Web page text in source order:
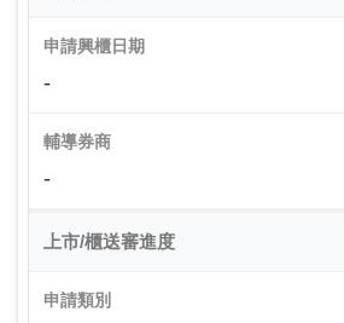
申請興櫃日期
-
輔導券商
-
上市/櫃送審進度
申請類別